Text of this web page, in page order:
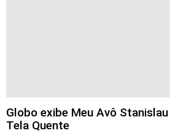
Globo exibe Meu Avô Stanislau
Tela Quente